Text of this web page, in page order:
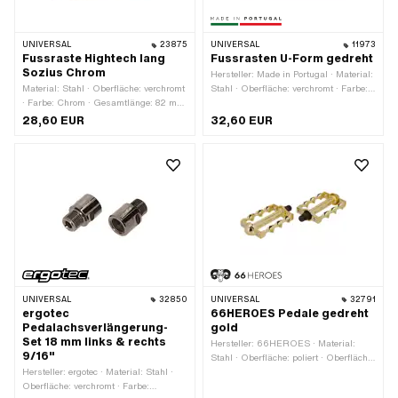
UNIVERSAL 23875
Fussraste Hightech lang
Sozius Chrom
Material: Stahl · Oberfläche: verchromt
· Farbe: Chrom · Gesamtlänge: 82 mm
· Ø aussen: 28 mm · Reflektoren: Nein
28,60 EUR
UNIVERSAL 11973
Fussrasten U-Form gedreht
Hersteller: Made in Portugal · Material:
Stahl · Oberfläche: verchromt · Farbe:
Nein · Ø innen: 16.3 mm · Ø aussen:
32,60 EUR
UNIVERSAL 32850
ergotec
Pedalachsverlängerung-
Set 18 mm links & rechts
9/16"
Hersteller: ergotec · Material: Stahl ·
Oberfläche: verchromt · Farbe:
UNIVERSAL 32791
66HEROES Pedale gedreht
gold
Hersteller: 66HEROES · Material:
Stahl · Oberfläche: poliert · Oberfläche: